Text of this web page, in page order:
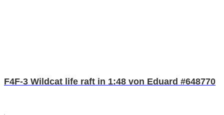
F4F-3 Wildcat life raft in 1:48 von Eduard #648770